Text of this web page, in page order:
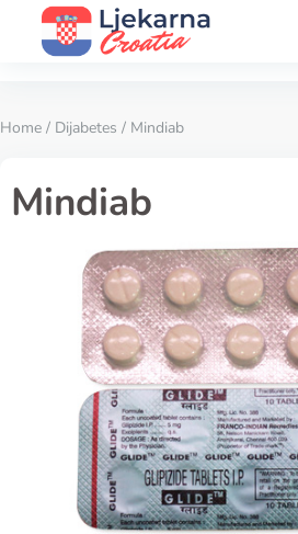
Home / Dijabetes / Mindiab
Mindiab